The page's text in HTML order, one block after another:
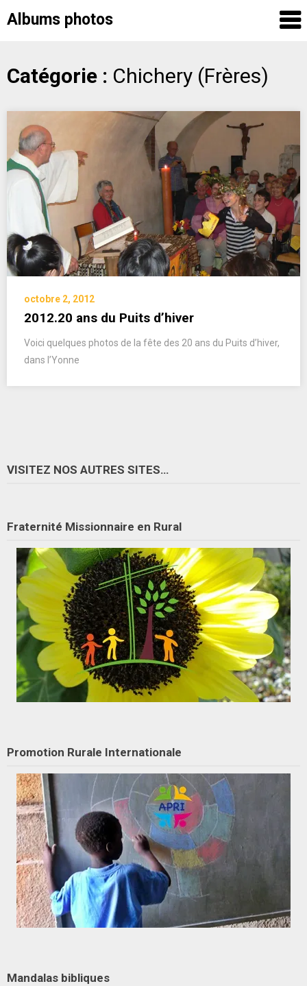
Albums photos
Skip
Catégorie : Chichery (Frères)
octobre 2, 2012
2012.20 ans du Puits d’hiver
Voici quelques photos de la fête des 20 ans du Puits d’hiver,
dans l’Yonne
VISITEZ NOS AUTRES SITES…
Fraternité Missionnaire en Rural
Promotion Rurale Internationale
Mandalas bibliques